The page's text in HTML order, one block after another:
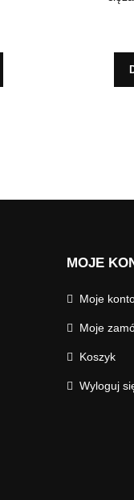
MOJE
Moje
Moje
Koszyk
Wyloguj